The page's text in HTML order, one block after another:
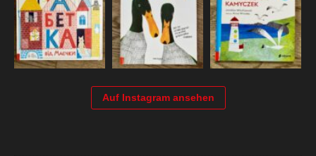
Auf Instagram ansehen